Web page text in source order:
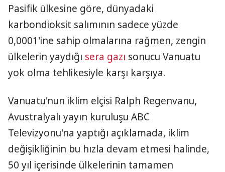
Pasifik ülkesine göre, dünyadaki
karbondioksit salımının sadece yüzde
0,0001'ine sahip olmalarına rağmen, zengin
ülkelerin yaydığı sera gazı sonucu Vanuatu
yok olma tehlikesiyle karşı karşıya.
Vanuatu'nun iklim elçisi Ralph Regenvanu,
Avustralyalı yayın kuruluşu ABC
Televizyonu'na yaptığı açıklamada, iklim
değişikliğinin bu hızla devam etmesi halinde,
50 yıl içerisinde ülkelerinin tamamen